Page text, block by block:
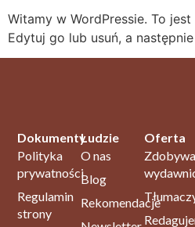
Witamy w WordPressie. To
Edytuj go lub usuń, a
Oferta
Ludzie
O nas
Blog
Rekomendacje
Dokumenty
Polityka
prywatności
Regulamin
strony